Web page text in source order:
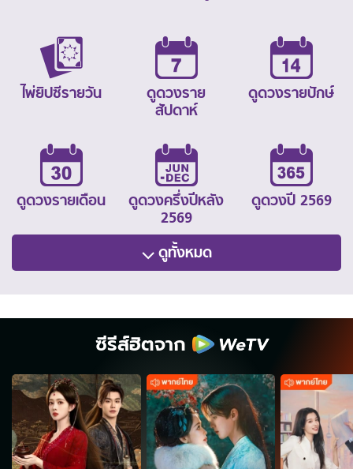
ไพ่ยิปซีรายวัน
ดูดวงราย
สัปดาห์
ดูดวงรายปักษ์
ดูดวงรายเดือน
ดูดวงครึ่งปีหลัง
2569
ดูดวงปี 2569
ดูทั้งหมด
ซีรีส์ฮิตจาก